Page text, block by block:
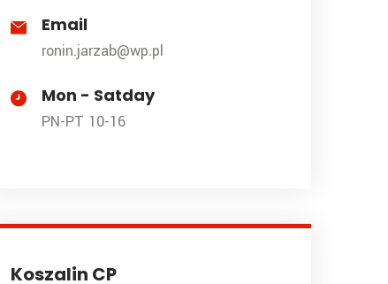
Email
ronin.jarzab@wp.pl
Mon - Satday
PN-PT 10-16
Koszalin CP